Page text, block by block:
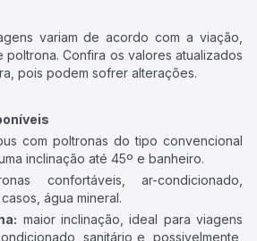
variam de acordo com a viação,
Confira os valores atualizados
pois podem sofrer alterações.
com poltronas do tipo convencional
inclinação até 45º e banheiro.
confortáveis, ar-condicionado,
água mineral.
maior inclinação, ideal para viagens
sanitário e, possivelmente,